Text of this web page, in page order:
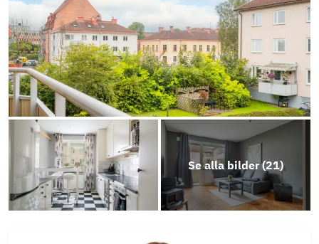
Se alla bilder (21)